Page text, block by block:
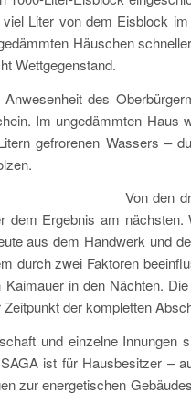
Liter von dem Eisblock
Häuschen
Wettgegenstand.
des
Im ungedämmten
gefrorenen Wassers –
Von den
dem Ergebnis am
aus dem Handwerk und
durch zwei Faktoren
in den Nächten.
der kompletten
und einzelne
ist für Hausbesitzer –
zur energetischen